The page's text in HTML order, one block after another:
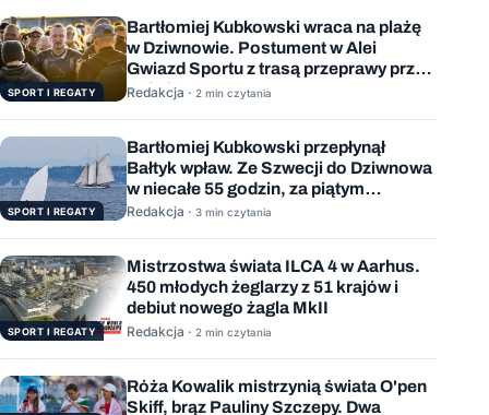
SPORT I REGATY
Bartłomiej Kubkowski wraca na plażę
w Dziwnowie. Postument w Alei
Gwiazd Sportu z trasą przeprawy przez
Bałtyk
Redakcja · 2 min czytania
SPORT I REGATY
Bartłomiej Kubkowski przepłynął
Bałtyk wpław. Ze Szwecji do Dziwnowa
w niecałe 55 godzin, za piątym
podejściem
Redakcja · 3 min czytania
SPORT I REGATY
Mistrzostwa świata ILCA 4 w Aarhus.
450 młodych żeglarzy z 51 krajów i
debiut nowego żagla MkII
Redakcja · 2 min czytania
Róża Kowalik mistrzynią świata O'pen
Skiff, brąz Pauliny Szczepy. Dwa